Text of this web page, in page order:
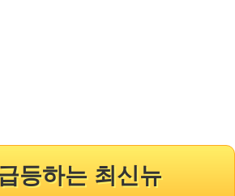
등하는 최신뉴